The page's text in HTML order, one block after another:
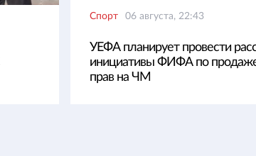
Спорт 06 августа, 22:43
УЕФА планирует провести
инициативы ФИФА по
прав на ЧМ